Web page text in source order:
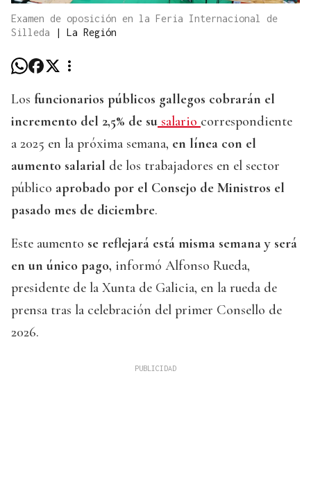
Examen de oposición en la Feria Internacional de
Silleda
| La Región
Los funcionarios públicos gallegos cobrarán el
incremento del 2,5% de su salario correspondiente
a 2025 en la próxima semana, en línea con el
aumento salarial de los trabajadores en el sector
público aprobado por el Consejo de Ministros el
pasado mes de diciembre.
Este aumento se reflejará está misma semana y será
en un único pago, informó Alfonso Rueda,
presidente de la Xunta de Galicia, en la rueda de
prensa tras la celebración del primer Consello de
2026.